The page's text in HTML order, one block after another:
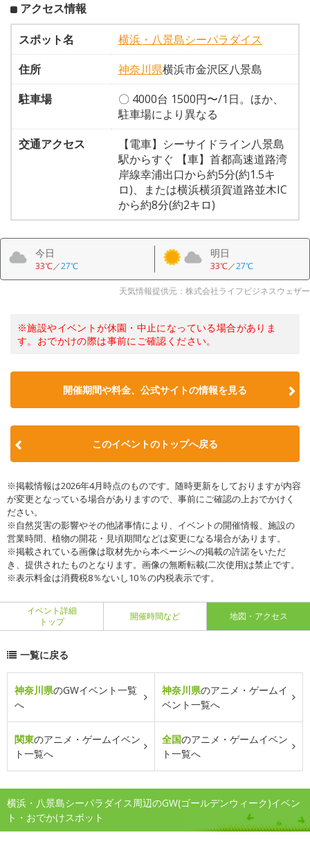
アクセス情報
スポット名
横浜・八景島シーパラダイス
住所
神奈川県横浜市金沢区八景島
駐車場
〇 4000台 1500円〜/1日。ほか、
駐車場により異なる
交通アクセス
【電車】シーサイドライン八景島
駅からすぐ 【車】首都高速道路湾
岸線幸浦出口から約5分(約1.5キ
ロ)、または横浜横須賀道路並木IC
から約8分(約2キロ)
今日
33℃／27℃
明日
33℃／27℃
天気情報提供元：株式会社ライフビジネスウェザー
※施設やイベントが休園・中止になっている場合がありま
す。おでかけの際は事前にご確認ください。
開催期間や料金、公式サイトの情報を見る
このイベントのトップへ戻る
※掲載情報は2026年4月時点のものです。随時更新をしておりますが内容
が変更となっている場合がありますので、事前にご確認の上おでかけく
ださい。
※自然災害の影響やその他諸事情により、イベントの開催情報、施設の
営業時間、植物の開花・見頃期間などは変更になる場合があります。
※掲載されている画像は取材先から本ページへの掲載の許諾をいただ
き、提供されたものとなります。画像の無断転載(二次使用)は禁止です。
※表示料金は消費税8％ないし10％の内税表示です。
イベント詳細
トップ
開催時間など 地図・アクセス
一覧に戻る
神奈川県のGWイベント一覧
へ
神奈川県のアニメ・ゲームイ
ベント一覧へ
関東のアニメ・ゲームイベン
ト一覧へ
全国のアニメ・ゲームイベン
ト一覧へ
横浜・八景島シーパラダイス周辺のGW(ゴールデンウィーク)イベン
ト・おでかけスポット